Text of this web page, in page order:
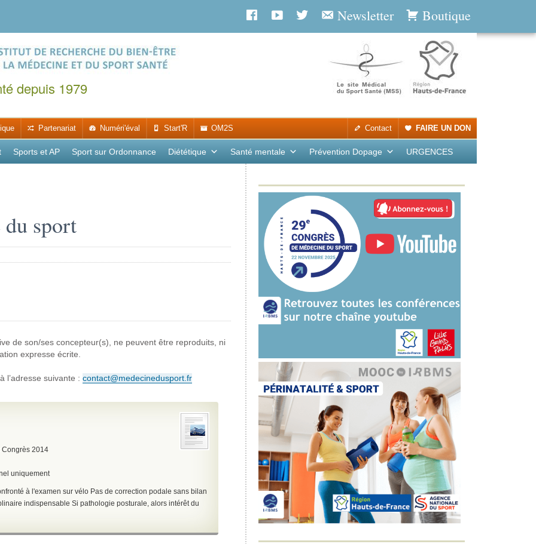
Boutique
Newsletter
depuis 1979
Partenariat Numéri'éval Start'R OM2S FAIRE UN DON
Contact
Sports et AP Sport sur Ordonnance Diététique Santé mentale Prévention Dopage URGENCES
sport
de son/ses concepteur(s), ne peuvent être reproduits, ni
expresse écrite.
à l’adresse suivante : contact@medecinedusport.fr
Congrès 2014
uniquement
à l'examen sur vélo Pas de correction podale sans bilan
indispensable Si pathologie posturale, alors intérêt du